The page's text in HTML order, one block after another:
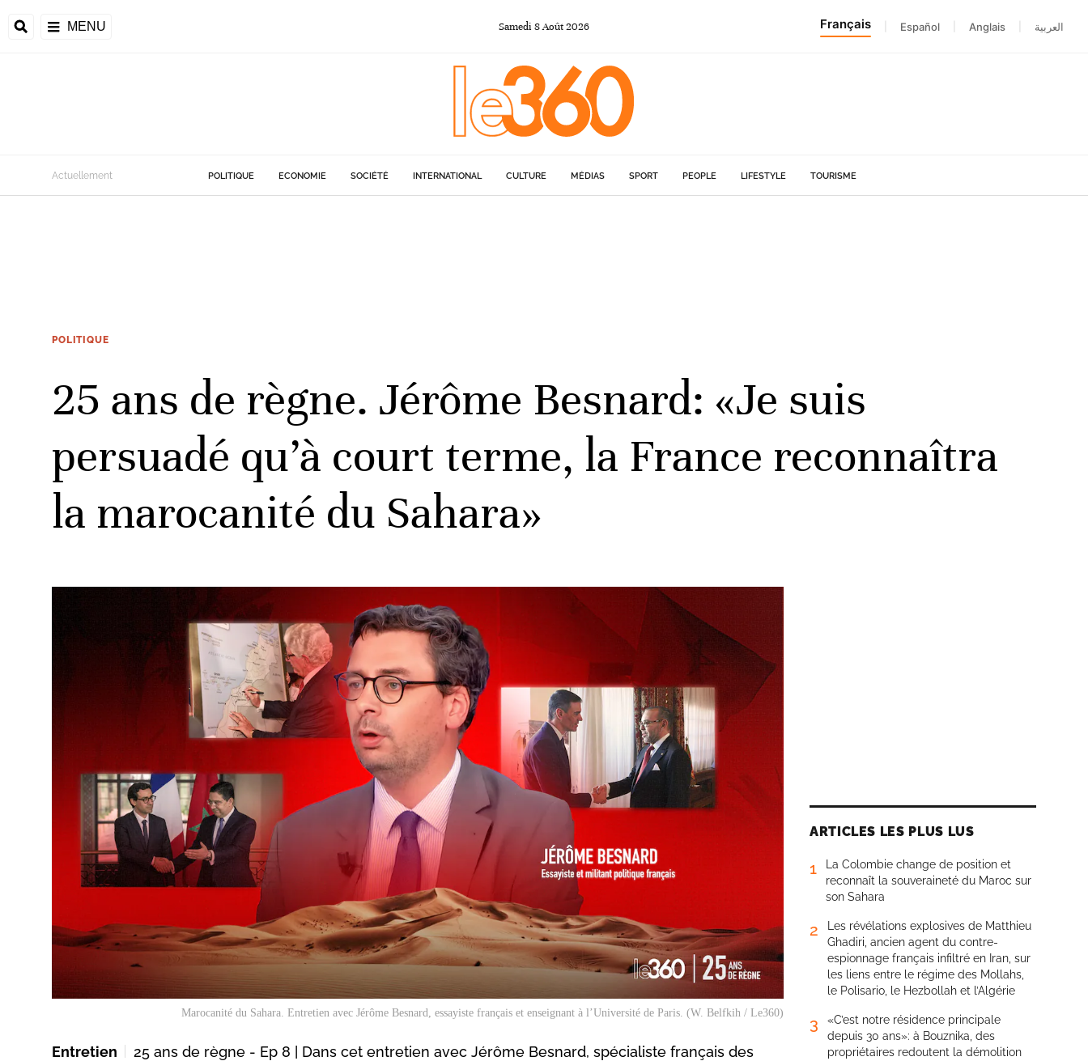
MENU Samedi 8Août2026 Français Español Anglais العربية
Actuellement POLITIQUE ECONOMIE SOCIÉTÉ INTERNATIONAL CULTURE MÉDIAS SPORT PEOPLE LIFESTYLE TOURISME
POLITIQUE
25 ans de règne. Jérôme Besnard: «Je suis
persuadé qu’à court terme, la France reconnaîtra
la marocanité du Sahara»
Marocanité du Sahara. Entretien avec Jérôme Besnard, essayiste français et enseignant à l’Université de Paris. (W. Belfkih / Le360)
Entretien
25 ans de règne - Ep 8 | Dans cet entretien avec Jérôme Besnard, spécialiste français des
ARTICLES LES PLUS LUS
1
La Colombie change de position et
reconnaît la souveraineté du Maroc sur
son Sahara
2
Les révélations explosives de Matthieu
Ghadiri, ancien agent du contre-
espionnage français infiltré en Iran, sur
les liens entre le régime des Mollahs,
le Polisario, le Hezbollah et l’Algérie
3
«C’est notre résidence principale
depuis 30 ans»: à Bouznika, des
propriétaires redoutent la démolition